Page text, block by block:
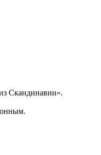
Скандинавии».